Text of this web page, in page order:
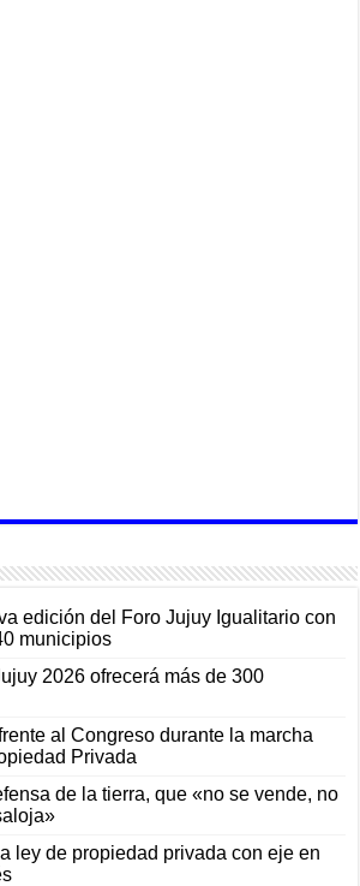
edición del Foro Jujuy Igualitario con
municipios
2026 ofrecerá más de 300
al Congreso durante la marcha
Privada
de la tierra, que «no se vende, no
ley de propiedad privada con eje en